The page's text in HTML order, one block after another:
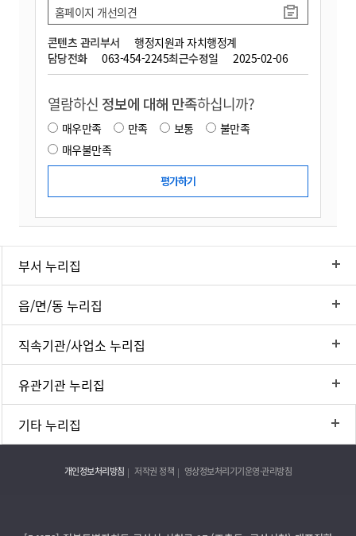
콘텐츠 관리부서
행정지원과 자치행정계
담당전화
063-454-2245최근수정일 2025-02-06
홈페이지 개선의견
열람하신 정보에 대해 만족하십니까?
매우만족 만족 보통
불만족
매우불만족
부서 누리집
읍/면/동 누리집
직속기관/사업소 누리집
유관기관 누리집
기타 누리집
개인정보처리방침 저작권 정책 영상정보처리기기운영·관리방침